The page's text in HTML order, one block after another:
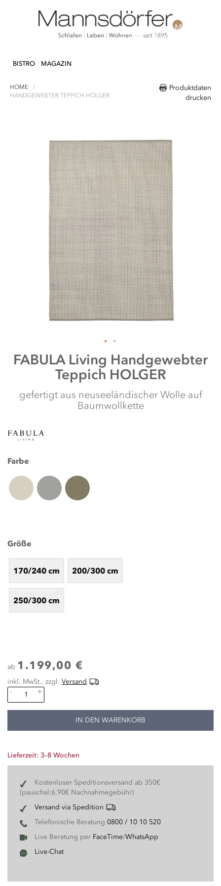
zum
BISTRO MAGAZIN
Produktdaten
drucken
HOME
HANDGEWEBTER TEPPICH HOLGER
Zum
Anfang
springen
FABULA Living Handgewebter
Teppich HOLGER
gefertigt aus neuseeländischer Wolle auf
Baumwollkette
Farbe
Größe
170/240 cm 200/300 cm
250/300 cm
ab 1.199,00 €
inkl. MwSt., zzgl. Versand
-
+
IN DEN WARENKORB
Lieferzeit: 3–8 Wochen
Kostenloser Speditionsversand ab 350€
(pauschal:6,90€ Nachnahmegebühr)
Versand via Spedition
Telefonische Beratung 0800 / 10 10 520
Live Beratung per FaceTime/WhatsApp
Live-Chat